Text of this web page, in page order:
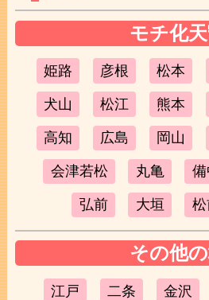
モチ化
姫路 彦根 松本
犬山 松江 熊本
高知 広島 岡山
会津若松 丸亀 備
弘前 大垣
その他
江戸 二条 金沢